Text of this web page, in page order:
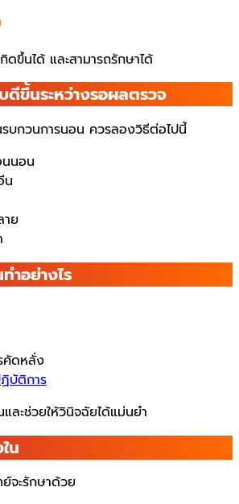
ดขึ้นได้ และสามารถรักษาได้
ขึ้นระหว่างรอผลตรวจ
บกวนการนอน ควรลองวิธีต่อไปนี้
นอน
น
ย
ำอย่างไร
คัดหลั่ง
บัติการ
และช่วยให้วินิจฉัยได้แม่นยำ
น
จะรักษาด้วย